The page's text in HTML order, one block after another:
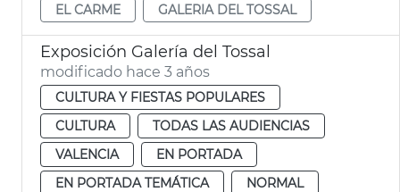
EL CARME
GALERIA DEL TOSSAL
Exposición Galería del Tossal
modificado hace 3 años
CULTURA Y FIESTAS POPULARES
CULTURA
TODAS LAS AUDIENCIAS
VALENCIA
EN PORTADA
EN PORTADA TEMÁTICA
NORMAL